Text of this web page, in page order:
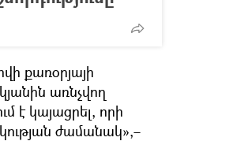
քառօրյայի
առնչվող
է կայացրել, որի
ժամանակ»,–